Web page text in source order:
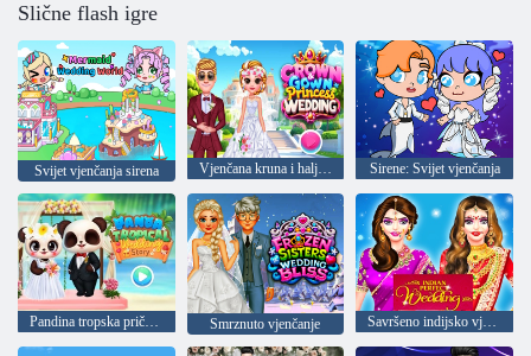
Slične flash igre
Svijet vjenčanja sirena Vjenčana kruna i haljina princeze Sirene: Svijet vjenčanja
Pandina tropska priča o vjenčanju Smrznuto vjenčanje Savršeno indijsko vjenčanje